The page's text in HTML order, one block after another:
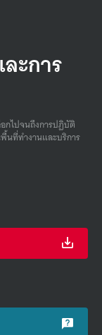
ะการ
กไปจนถึงการปฏิบัติ
นที่ทํางานและบริการ